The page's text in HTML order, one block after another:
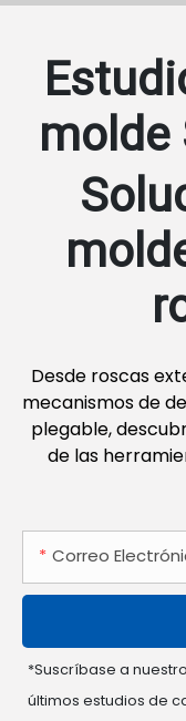
molde
Desde roscas
mecanismos de
plegable,
de las
Correo
*Suscríbase a
últimos estudios de